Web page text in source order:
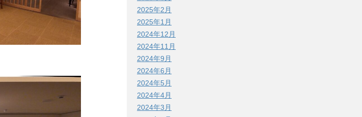
2025年2月
2025年1月
2024年12月
2024年11月
2024年9月
2024年6月
2024年5月
2024年4月
2024年3月